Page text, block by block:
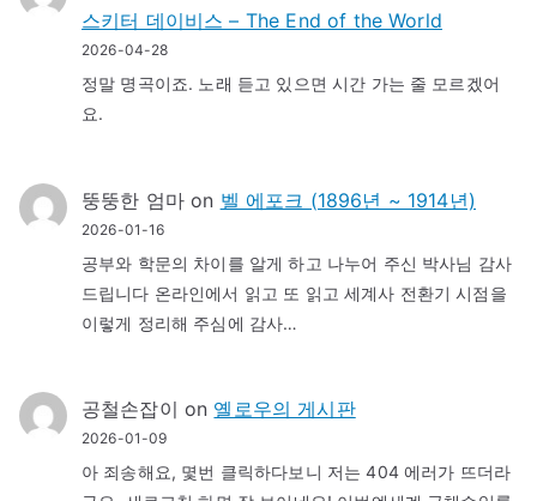
스키터 데이비스 – The End of the World
2026-04-28
정말 명곡이죠. 노래 듣고 있으면 시간 가는 줄 모르겠어
요.
뚱뚱한 엄마on 벨 에포크 (1896년 ~ 1914년)
2026-01-16
공부와 학문의 차이를 알게 하고 나누어 주신 박사님 감사
드립니다 온라인에서 읽고 또 읽고 세계사 전환기 시점을
이렇게 정리해 주심에 감사…
공철손잡이 on 옐로우의 게시판
2026-01-09
아 죄송해요, 몇번 클릭하다보니 저는 404 에러가 뜨더라